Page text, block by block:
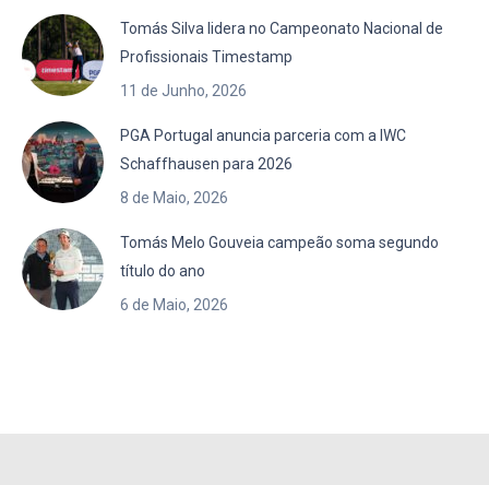
Tomás Silva lidera no Campeonato Nacional de
Profissionais Timestamp
11 de Junho, 2026
PGA Portugal anuncia parceria com a IWC
Schaffhausen para 2026
8 de Maio, 2026
Tomás Melo Gouveia campeão soma segundo
título do ano
6 de Maio, 2026